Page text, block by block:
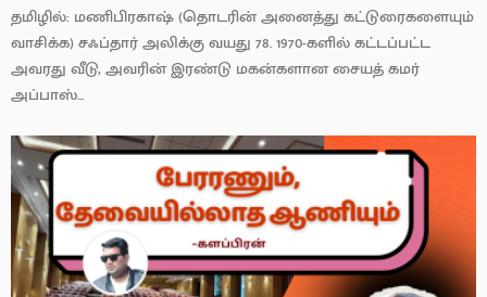
தமிழில்: மணிபிரகாஷ் (தொடரின் அனைத்து கட்டுரைகளையும்
வாசிக்க) சஃப்தார் அலிக்கு வயது 78. 1970-களில் கட்டப்பட்ட
அவரது வீடு, அவரின் இரண்டு மகன்களான சையத் கமர்
அப்பாஸ்...